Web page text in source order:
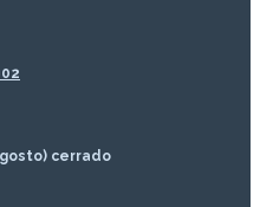
cerrado